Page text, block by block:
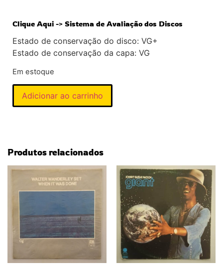
Clique Aqui -> Sistema de Avaliação dos Discos
Estado de conservação do disco: VG+
Estado de conservação da capa: VG
Em estoque
Adicionar ao carrinho
Produtos relacionados